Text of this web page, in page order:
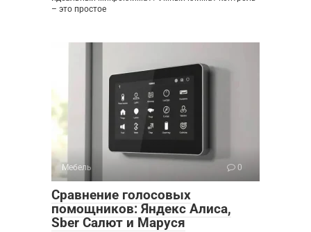
– это простое
Мебель 0
Сравнение голосовых
помощников: Яндекс Алиса,
Sber Салют и Маруся